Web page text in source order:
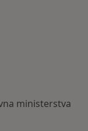
ministerstva